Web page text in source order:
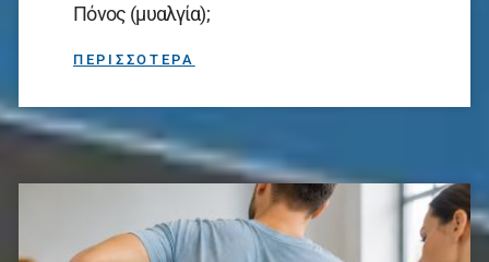
Πόνος (μυαλγία);
ΠΕΡΙΣΣΟΤΕΡΑ